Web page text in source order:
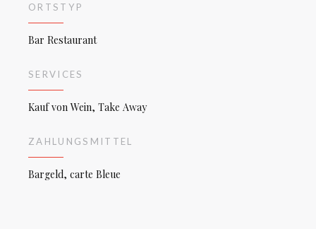
ORTSTYP
Bar Restaurant
SERVICES
Kauf von Wein, Take Away
ZAHLUNGSMITTEL
Bargeld, carte Bleue